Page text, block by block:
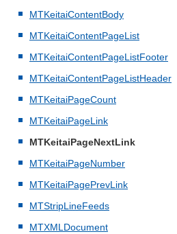
MTKeitaiContentBody
MTKeitaiContentPageList
MTKeitaiContentPageListFooter
MTKeitaiContentPageListHeader
MTKeitaiPageCount
MTKeitaiPageLink
MTKeitaiPageNextLink
MTKeitaiPageNumber
MTKeitaiPagePrevLink
MTStripLineFeeds
MTXMLDocument